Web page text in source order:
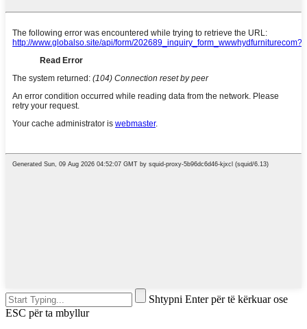
Shtypni Enter për të kërkuar ose
ESC për ta mbyllur